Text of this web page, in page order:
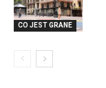
CO JEST GRANE